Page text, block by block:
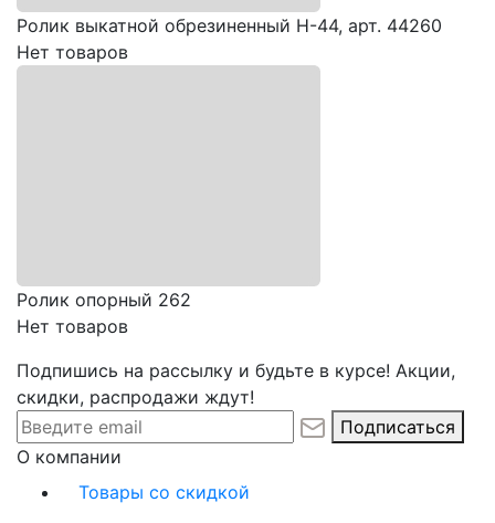
Ролик выкатной обрезиненный Н-44, арт. 44260
Нет товаров
Ролик опорный 262
Нет товаров
Подпишись на рассылку и будьте в курсе! Акции,
скидки, распродажи ждут!
Подписаться
О компании
Товары со скидкой